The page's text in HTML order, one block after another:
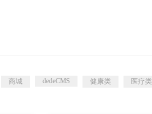
商城 dedeCMS 健康类 医疗类